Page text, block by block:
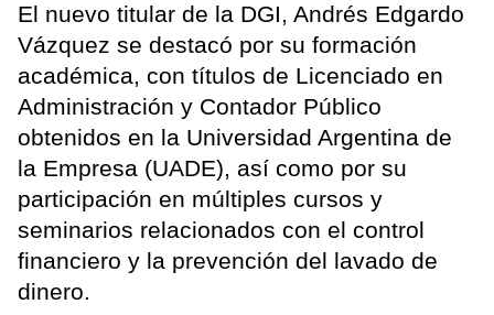
El nuevo titular de la DGI, Andrés Edgardo
Vázquez se destacó por su formación
académica, con títulos de Licenciado en
Administración y Contador Público
obtenidos en la Universidad Argentina de
la Empresa (UADE), así como por su
participación en múltiples cursos y
seminarios relacionados con el control
financiero y la prevención del lavado de
dinero.